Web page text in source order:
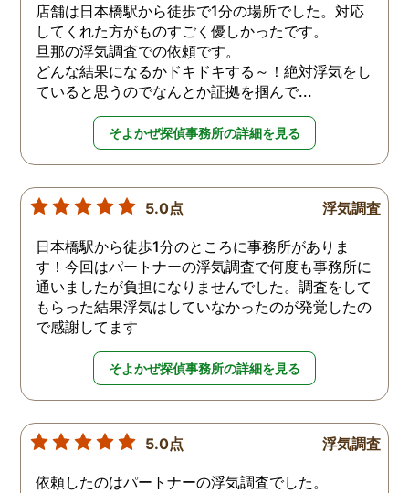
店舗は日本橋駅から徒歩で1分の場所でした。対応
してくれた方がものすごく優しかったです。
旦那の浮気調査での依頼です。
どんな結果になるかドキドキする～！絶対浮気をし
ていると思うのでなんとか証拠を掴んで...
そよかぜ探偵事務所の詳細を見る
5.0点 浮気調査
日本橋駅から徒歩1分のところに事務所がありま
す！今回はパートナーの浮気調査で何度も事務所に
通いましたが負担になりませんでした。調査をして
もらった結果浮気はしていなかったのが発覚したの
で感謝してます
そよかぜ探偵事務所の詳細を見る
5.0点 浮気調査
依頼したのはパートナーの浮気調査でした。